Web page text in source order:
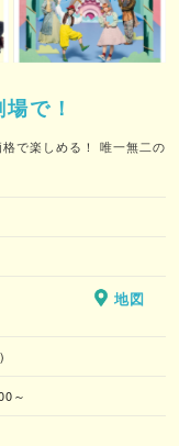
で！
で楽しめる！ 唯一無二の
地図
～